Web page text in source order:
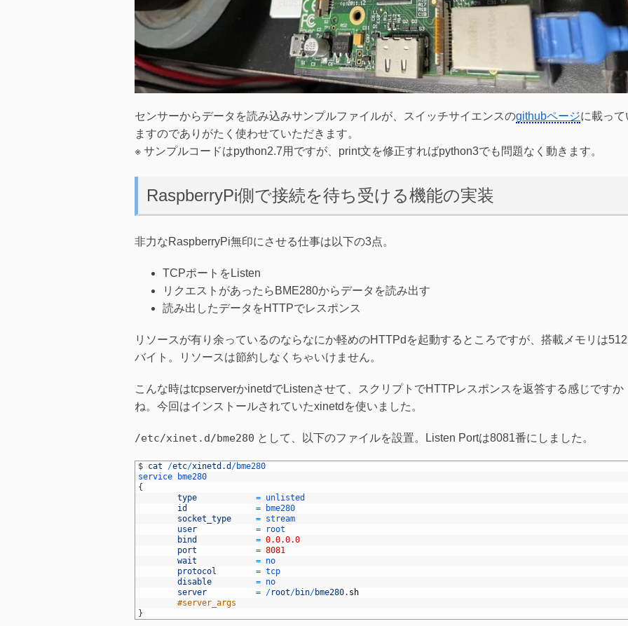
センサーからデータを読み込みサンプルファイルが、スイッチサイエンスのgithubページに載って
ますのでありがたく使わせていただきます。
※ サンプルコードはpython2.7用ですが、print文を修正すればpython3でも問題なく動きます。
RaspberryPi側で接続を待ち受ける機能の実装
非力なRaspberryPi無印にさせる仕事は以下の3点。
TCPポートをListen
リクエストがあったらBME280からデータを読み出す
読み出したデータをHTTPでレスポンス
リソースが有り余っているのならなにか軽めのHTTPdを起動するところですが、搭載メモリは
バイト。リソースは節約しなくちゃいけません。
こんな時はtcpserverかinetdでListenさせて、スクリプトでHTTPレスポンスを返答する感じですか
ね。今回はインストールされていたxinetdを使いました。
/etc/xinet.d/bme280 として、以下のファイルを設置。Listen Portは8081番にしました。
$ cat /etc/xinetd .d /bme280
service
bme280
{
type
= unlisted
id
=
bme280
socket_type
= stream
user
=
root
bind
= 0.0.0.0
port
= 8081
wait
= no
protocol
= tcp
disable
= no
server
= /root/bin/bme280. sh
#server_args
}